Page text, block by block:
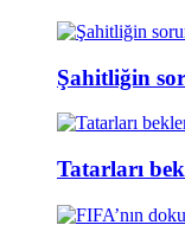
Şahitliğin
Tatarları